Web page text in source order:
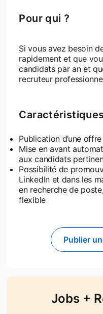
Pour qui ?
Si vous avez besoin
rapidement et que
candidats par an et
recruteur
Publication d’une
Mise en avant
aux candidats
Possibilité de
LinkedIn et dans les
en recherche de
flexible
Publier
Jobs +